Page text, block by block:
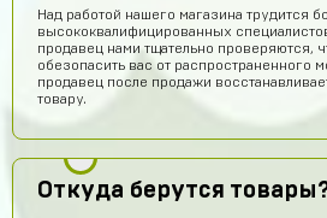
Над работой нашего магазина трудится
высококвалифицированных
продавец нами тщательно проверяются,
обезопасить вас от распространенного
продавец после продажи
товару.
Откуда берутся